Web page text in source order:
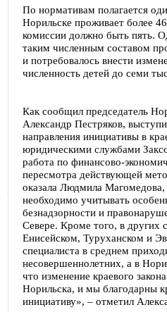
По нормативам полагается
Норильске проживает более
комиссии должно быть пять.
таким численным составом
и потребовалось внести
численность детей до семи
Как сообщил председатель
Александр Пестряков,
направления инициативы в
юридическими службами
работа по финансово-
пересмотра действующей
оказала Людмила Магомедова,
необходимо учитывать
безнадзорности и
Севере. Кроме того, в других
Енисейском, Туруханском и
специалиста в среднем
несовершеннолетних, а в
что изменение краевого
Норильска, и мы благодарны
инициативу», – отметил